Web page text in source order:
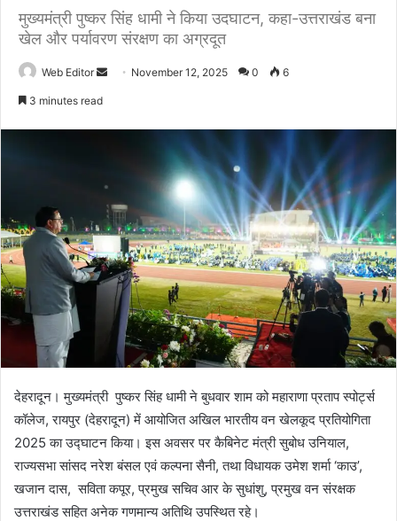
मुख्यमंत्री पुष्कर सिंह धामी ने किया उदघाटन, कहा-उत्तराखंड बना
खेल और पर्यावरण संरक्षण का अग्रदूत
Web Editor
m
i
l
November 12, 2025 0 6
3 minutes read
देहरादून। मुख्यमंत्री पुष्कर सिंह धामी ने बुधवार शाम को महाराणा प्रताप स्पोर्ट्स
कॉलेज, रायपुर (देहरादून) में आयोजित अखिल भारतीय वन खेलकूद प्रतियोगिता
2025 का उद्घाटन किया। इस अवसर पर कैबिनेट मंत्री सुबोध उनियाल,
राज्यसभा सांसद नरेश बंसल एवं कल्पना सैनी, तथा विधायक उमेश शर्मा ‘काउ’,
खजान दास, सविता कपूर, प्रमुख सचिव आर के सुधांशु, प्रमुख वन संरक्षक
उत्तराखंड सहित अनेक गणमान्य अतिथि उपस्थित रहे।